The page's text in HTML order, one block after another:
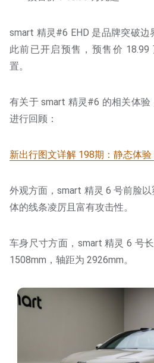
smart 精灵#6 EHD 是品牌突破
此前已开启预售，预售价
置。
有关于 smart 精灵#6 的相关体
进行回顾：
新出行图文详解 198期：静态体
外观方面，smart 精灵 6 号前脸
体的线条凌厉且富有攻击性。
车身尺寸方面，smart 精灵 6 号
1508mm，轴距为 2926mm。